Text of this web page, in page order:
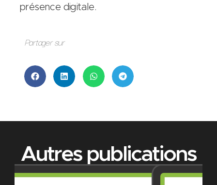
présence digitale.
Partager sur
Autres publications